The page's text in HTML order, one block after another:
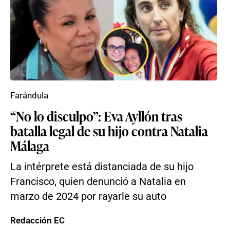
“No lo disculpo”: Eva Ayllón tras
batalla legal de su hijo contra Natalia
Málaga
La intérprete está distanciada de su hijo
Francisco, quien denunció a Natalia en
marzo de 2024 por rayarle su auto
Farándula
Redacción EC